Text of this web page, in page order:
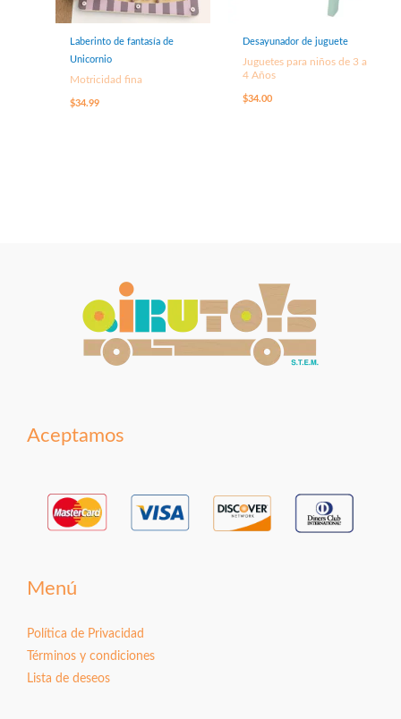
Laberinto de fantasía de
Unicornio
Motricidad fina
$34.99
Desayunador de juguete
Juguetes para niños de 3 a
4 Años
$34.00
Aceptamos
Menú
Política de Privacidad
Términos y condiciones
Lista de deseos